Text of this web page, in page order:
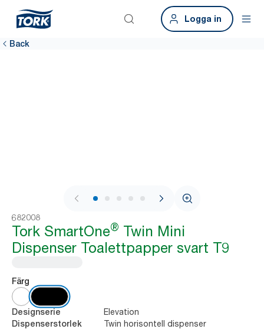
Logga in
Back
1 / 10
682008
Tork SmartOne® Twin Mini
Dispenser Toalettpapper svart T9
Färg
Designserie Elevation
Dispenserstorlek Twin horisontell dispenser